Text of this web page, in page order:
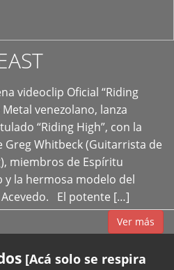
videoclip Oficial “Riding
venezolano, lanza
“Riding High”, con la
Whitbeck (Guitarrista de
miembros de Espíritu
y la hermosa modelo del
El potente […]
Ver más
[Acá solo se respira